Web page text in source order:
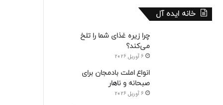
خانه ایده آل
چرا زیره غذای شما را تلخ
می‌کند؟
6 آوریل 2026
انواع املت بادمجان برای
صبحانه و ناهار
6 آوریل 2026